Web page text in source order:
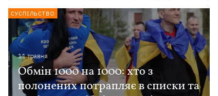
11 травня
Обмін 1000 на 1000: хто з
полонених потрапляє в списки та
СУСПІЛЬСТВО